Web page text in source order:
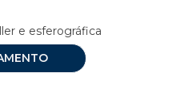
e esferográfica